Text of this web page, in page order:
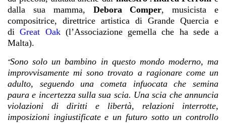
dalla sua mamma, Debora Comper, musicista e
compositrice, direttrice artistica di Grande Quercia e
diGreat Oak(l’Associazione gemella che ha sede a
Malta).
“Sono solo un bambino in questo mondo moderno, ma
improvvisamente mi sono trovato a ragionare come un
adulto, seguendo una cometa infuocata che semina
paura e incertezza sulla sua scia. Una scia che annuncia
violazioni di diritti e libertà, relazioni interrotte,
imposizioni ingiustificate e un futuro sotto un controllo